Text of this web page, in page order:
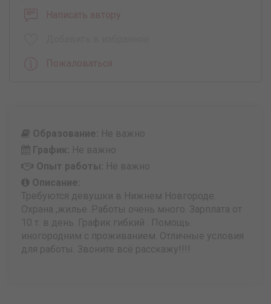
Написать автору
Пожаловаться
Образование: Не важно
График: Не важно
Опыт работы: Не важно
Описание:
Требуются девушки в Нижнем Новгороде.
Охрана ,жилье .Работы очень много. Зарплата от
10 т. в день .График гибкий . Помощь
иногородним с проживанием. Отличные условия
для работы. Звоните всё расскажу!!!!